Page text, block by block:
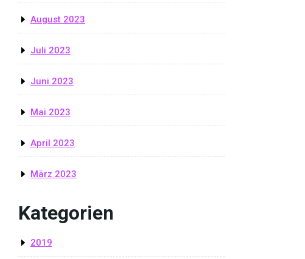
August 2023
Juli 2023
Juni 2023
Mai 2023
April 2023
März 2023
Kategorien
2019